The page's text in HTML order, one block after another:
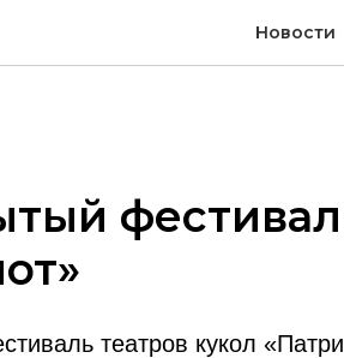
Новости
театров кукол